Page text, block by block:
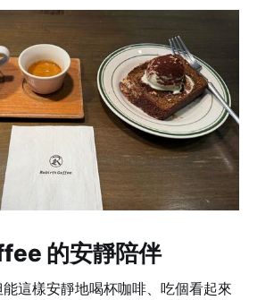
的安靜陪伴
這樣安靜地喝杯咖啡、吃個看起來